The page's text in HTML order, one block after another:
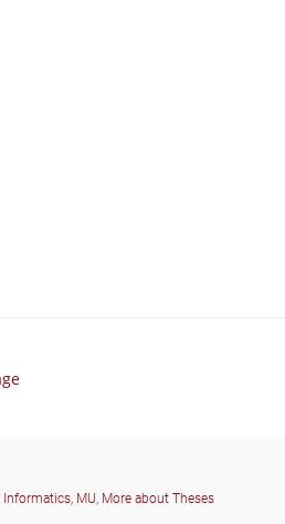
MU, More about Theses